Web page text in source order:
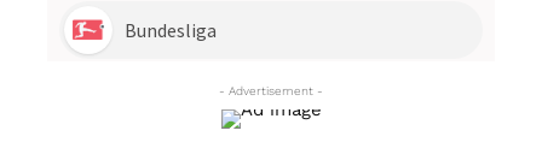
- Advertisement -